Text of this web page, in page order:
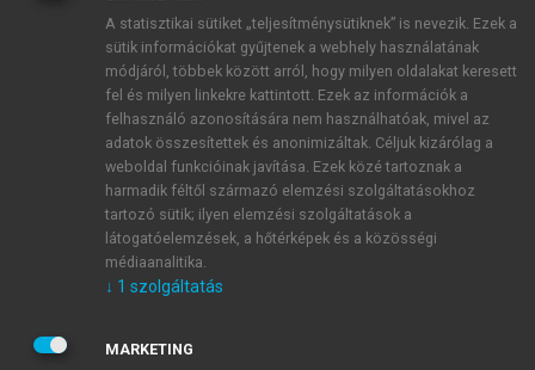
ÚJ FIÓK LÉTREHOZÁSA
1 óra díjmentes hozzáférés
E-MAIL-CÍM
JELSZÓ
A statisztikai sütiket „teljesítménysütiknek” is nevezik. Ezek a
sütik információkat gyűjtenek a webhely használatának
módjáról, többek között arról, hogy milyen oldalakat keresett
fel és milyen linkekre kattintott. Ezek az információk a
felhasználó azonosítására nem használhatóak, mivel az
adatok összesítettek és anonimizáltak. Céljuk kizárólag a
weboldal funkcióinak javítása. Ezek közé tartoznak a
harmadik féltől származó elemzési szolgáltatásokhoz
tartozó sütik; ilyen elemzési szolgáltatások a
látogatóelemzések, a hőtérképek és a közösségi
médiaanalitika.
↓ 1 szolgáltatás
MARKETING